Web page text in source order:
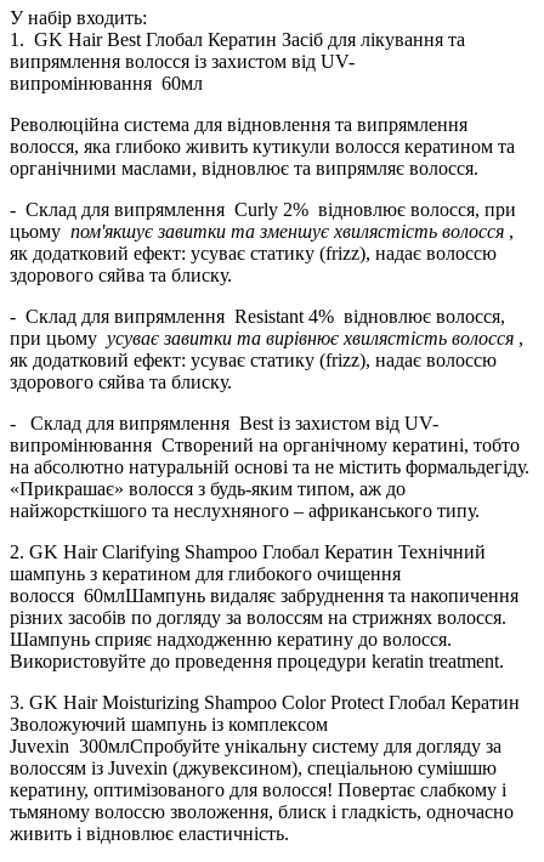
У набір входить:
1. GK Hair Best Глобал Кератин Засіб для лікування та
випрямлення волосся із захистом від UV-
випромінювання 60мл
Революційна система для відновлення та випрямлення
волосся, яка глибоко живить кутикули волосся кератином та
органічними маслами, відновлює та випрямляє волосся.
- Склад для випрямлення Curly 2% відновлює волосся, при
цьому пом'якшує завитки та зменшує хвилястість волосся ,
як додатковий ефект: усуває статику (frizz), надає волоссю
здорового сяйва та блиску.
- Склад для випрямлення Resistant 4% відновлює волосся,
при цьому усуває завитки та вирівнює хвилястість волосся ,
як додатковий ефект: усуває статику (frizz), надає волоссю
здорового сяйва та блиску.
-
Склад для випрямлення Best із захистом від UV-
випромінювання Створений на органічному кератині, тобто
на абсолютно натуральній основі та не містить формальдегіду.
«Прикрашає» волосся з будь-яким типом, аж до
найжорсткішого та неслухняного – африканського типу.
2. GK Hair Clarifying Shampoo Глобал Кератин Технічний
шампунь з кератином для глибокого очищення
волосся 60млШампунь видаляє забруднення та накопичення
різних засобів по догляду за волоссям на стрижнях волосся.
Шампунь сприяє надходженню кератину до волосся.
Використовуйте до проведення процедури keratin treatment.
3. GK Hair Moisturizing Shampoo Color Protect Глобал Кератин
Зволожуючий шампунь із комплексом
Juvexin 300млСпробуйте унікальну систему для догляду за
волоссям із Juvexin (джувексином), спеціальною сумішшю
кератину, оптимізованого для волосся! Повертає слабкому і
тьмяному волоссю зволоження, блиск і гладкість, одночасно
живить і відновлює еластичність.